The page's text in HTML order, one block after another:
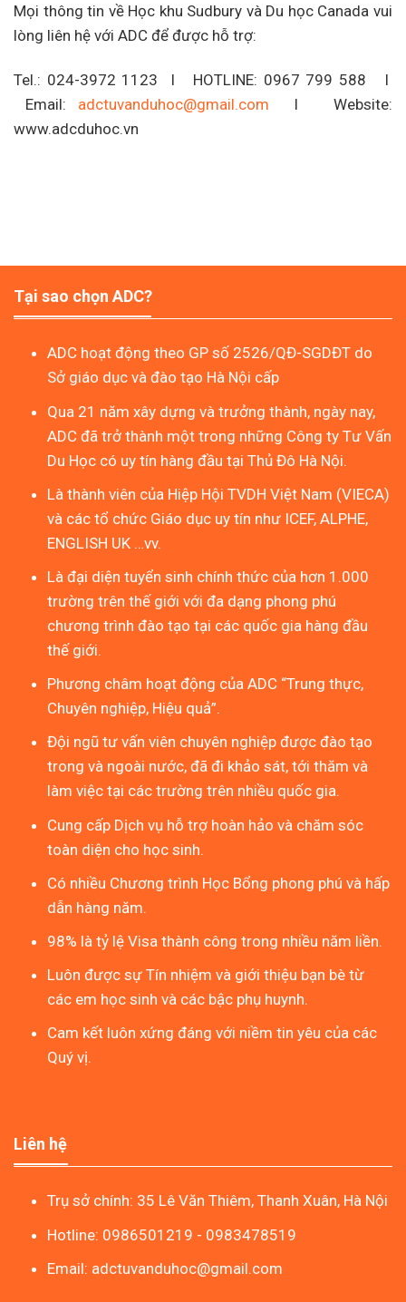
Mọi thông tin về Học khu Sudbury và Du học Canada vui
lòng liên hệ với ADC để được hỗ trợ:
Tel.: 024-3972 1123 I HOTLINE: 0967 799 588 I
Email: adctuvanduhoc@gmail.com I Website:
www.adcduhoc.vn
Tại sao chọn ADC?
ADC hoạt động theo GP số 2526/QĐ-SGDĐT do
Sở giáo dục và đào tạo Hà Nội cấp
Qua 21 năm xây dựng và trưởng thành, ngày nay,
ADC đã trở thành một trong những Công ty Tư Vấn
Du Học có uy tín hàng đầu tại Thủ Đô Hà Nội.
Là thành viên của Hiệp Hội TVDH Việt Nam (VIECA)
và các tổ chức Giáo dục uy tín như ICEF, ALPHE,
ENGLISH UK …vv.
Là đại diện tuyển sinh chính thức của hơn 1.000
trường trên thế giới với đa dạng phong phú
chương trình đào tạo tại các quốc gia hàng đầu
thế giới.
Phương châm hoạt động của ADC “Trung thực,
Chuyên nghiệp, Hiệu quả”.
Đội ngũ tư vấn viên chuyên nghiệp được đào tạo
trong và ngoài nước, đã đi khảo sát, tới thăm và
làm việc tại các trường trên nhiều quốc gia.
Cung cấp Dịch vụ hỗ trợ hoàn hảo và chăm sóc
toàn diện cho học sinh.
Có nhiều Chương trình Học Bổng phong phú và hấp
dẫn hàng năm.
98% là tỷ lệ Visa thành công trong nhiều năm liền.
Luôn được sự Tín nhiệm và giới thiệu bạn bè từ
các em học sinh và các bậc phụ huynh.
Cam kết luôn xứng đáng với niềm tin yêu của các
Quý vị.
Liên hệ
Trụ sở chính: 35 Lê Văn Thiêm, Thanh Xuân, Hà Nội
Hotline: 0986501219 - 0983478519
Email: adctuvanduhoc@gmail.com